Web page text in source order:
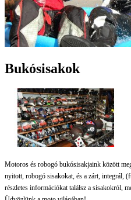
Bukósisakok
Motoros és robogó bukósisakjaink között
nyitott, robogó sisakokat, és a zárt, integrál,
részletes információkat találsz a sisakokról,